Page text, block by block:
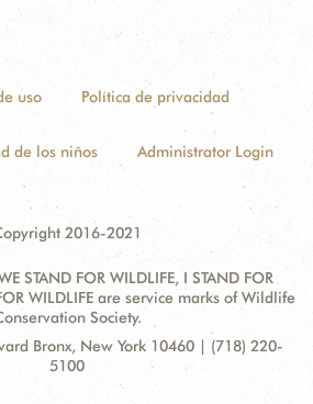
uso Política de privacidad
de los niños Administrator Login
2016-2021
STAND FOR WILDLIFE, I STAND FOR
WILDLIFE are service marks of Wildlife
Society.
Bronx, New York 10460 | (718) 220-
5100